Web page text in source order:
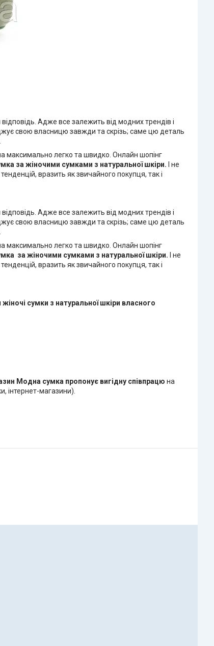
Адже все залежить від модних трендів і
свою власницю завжди та скрізь; саме цю деталь
максимально легко та швидко. Онлайн шопінг
за жіночими сумками з натуральної шкіри. І не
вразить як звичайного покупця, так і
Адже все залежить від модних трендів і
свою власницю завжди та скрізь; саме цю деталь
максимально легко та швидко. Онлайн шопінг
за жіночими сумками з натуральної шкіри. І не
вразить як звичайного покупця, так і
жіночі сумки з натуральної шкіри власного
Модна сумка пропонує вигідну співпрацю на
інтернет-магазини).